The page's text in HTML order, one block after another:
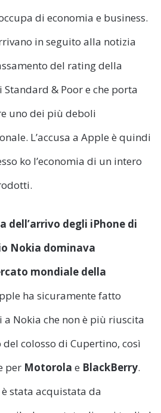
di economia e business.
in seguito alla notizia
del rating della
& Poor e che porta
uno dei più deboli
L’accusa a Apple è quindi
ko l’economia di un intero
dell’arrivo degli iPhone di
Nokia dominava
mondiale della
ha sicuramente fatto
Nokia che non è più riuscita
colosso di Cupertino, così
per Motorola e BlackBerry.
stata acquistata da